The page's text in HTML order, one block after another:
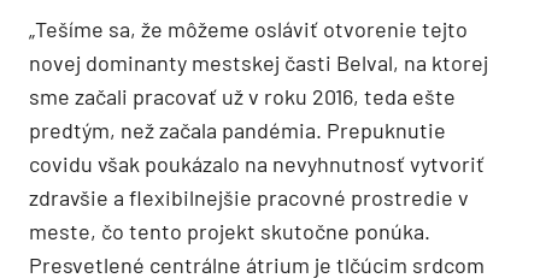
„Tešíme sa, že môžeme osláviť otvorenie tejto
novej dominanty mestskej časti Belval, na ktorej
sme začali pracovať už v roku 2016, teda ešte
predtým, než začala pandémia. Prepuknutie
covidu však poukázalo na nevyhnutnosť vytvoriť
zdravšie a flexibilnejšie pracovné prostredie v
meste, čo tento projekt skutočne ponúka.
Presvetlené centrálne átrium je tlčúcim srdcom